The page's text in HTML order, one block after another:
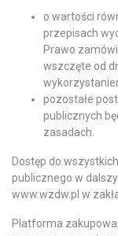
o wartości
przepisach
Prawo
wszczęte od
pozostałe
publicznych
zasadach.
Dostęp do
publicznego w
www.wzdw.pl w
Platforma